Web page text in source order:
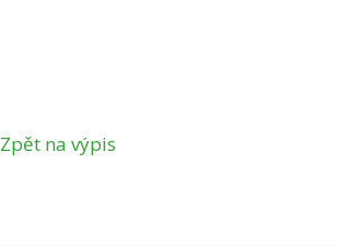
Zpět na výpis